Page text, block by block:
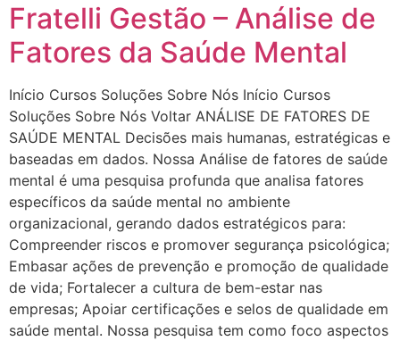
Fratelli Gestão – Análise de
Fatores da Saúde Mental
Início Cursos Soluções Sobre Nós Início Cursos
Soluções Sobre Nós Voltar ANÁLISE DE FATORES DE
SAÚDE MENTAL Decisões mais humanas, estratégicas e
baseadas em dados. Nossa Análise de fatores de saúde
mental é uma pesquisa profunda que analisa fatores
específicos da saúde mental no ambiente
organizacional, gerando dados estratégicos para:
Compreender riscos e promover segurança psicológica;
Embasar ações de prevenção e promoção de qualidade
de vida; Fortalecer a cultura de bem-estar nas
empresas; Apoiar certificações e selos de qualidade em
saúde mental. Nossa pesquisa tem como foco aspectos